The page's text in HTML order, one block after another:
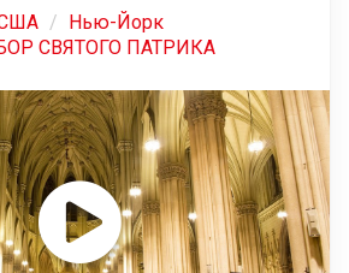
Нью-Йорк
СВЯТОГО ПАТРИКА